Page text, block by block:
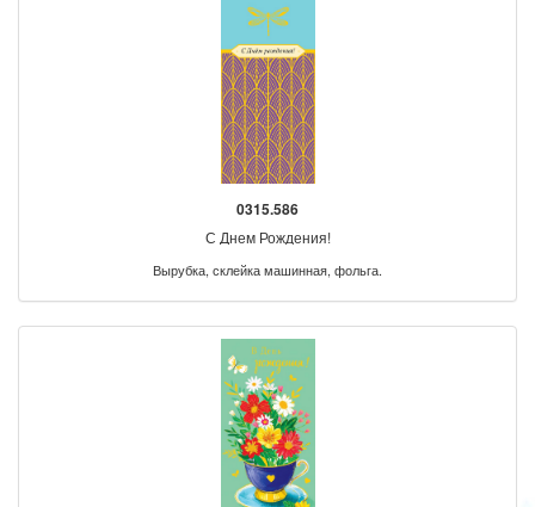
0315.586
С Днем Рождения!
Вырубка, склейка машинная, фольга.